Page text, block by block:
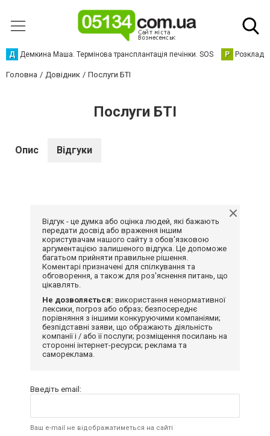
Д Демкина Маша. Термінова трансплантація печінки. SOS Р Розклад
Головна Довідник Послуги БТІ
Послуги БТІ
Опис Відгуки
Відгук - це думка або оцінка людей, які бажають
передати досвід або враження іншим
користувачам нашого сайту з обов'язковою
аргументацією залишеного відгука. Це допоможе
багатьом прийняти правильне рішення.
Коментарі призначені для спілкування та
обговорення, а також для роз'яснення питань, що
цікавлять.
Не дозволяється: використання ненормативної
лексики, погроз або образ; безпосереднє
порівняння з іншими конкуруючими компаніями;
безпідставні заяви, що ображають діяльність
компанії і / або її послуги; розміщення посилань на
сторонні інтернет-ресурси; реклама та
самореклама.
Введіть email:
Ваш e-mail не відображатиметься на сайті